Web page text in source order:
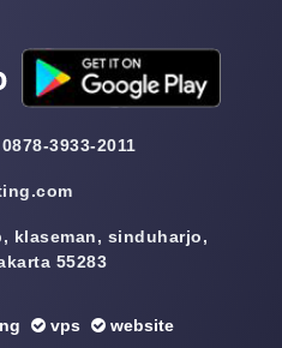
3933-2011
klaseman, sinduharjo,
55283
vps website